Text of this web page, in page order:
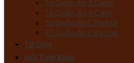
Tủ Quần Áo 5 Cánh
Tủ Quần Áo 6 Cánh
Tủ Quần Áo Cửa Mở
Tủ Quần Áo Cửa Lùa
Tủ Giày
Nội Thất Khác